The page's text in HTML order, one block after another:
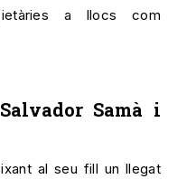
a llocs com
Samà i
al seu fill un llegat